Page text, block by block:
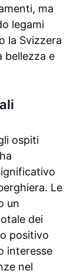
ma
legami
la Svizzera
bellezza e
ospiti
Le
un
dei
positivo
interesse
nel